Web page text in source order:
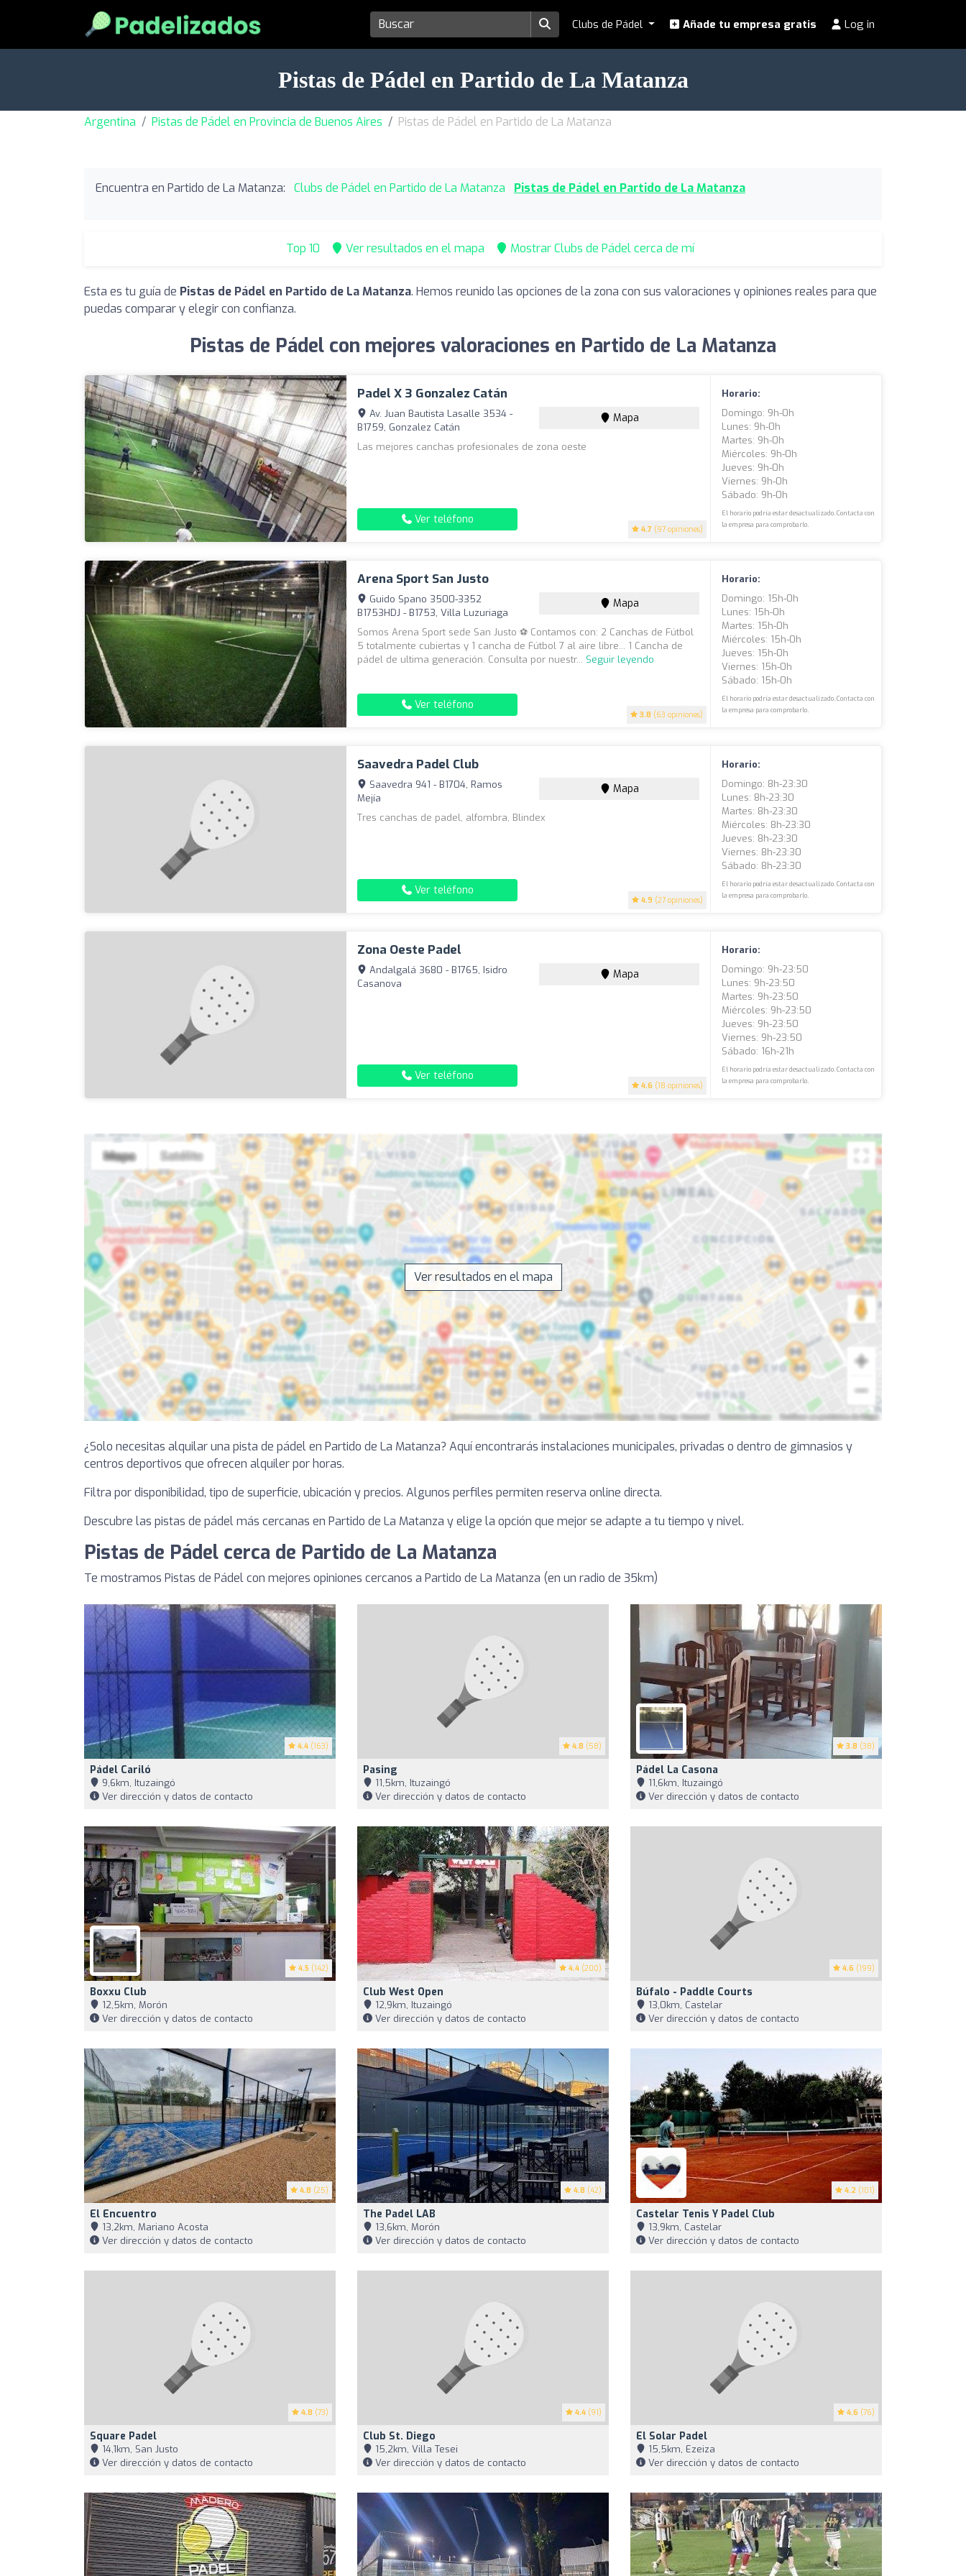
Clubs de Pádel Añade tu empresa gratis Log in
Pistas de Pádel en Partido de La Matanza
Argentina Pistas de Pádel en Provincia de Buenos Aires Pistas de Pádel en Partido de La Matanza
Encuentra en Partido de La Matanza: Clubs de Pádel en Partido de La Matanza Pistas de Pádel en Partido de La Matanza
Top 10 Ver resultados en el mapa Mostrar Clubs de Pádel cerca de mí
Esta es tu guía de Pistas de Pádel en Partido de La Matanza. Hemos reunido las opciones de la zona con sus valoraciones y opiniones reales para que
puedas comparar y elegir con confianza.
Pistas de Pádel con mejores valoraciones en Partido de La Matanza
Padel X 3 Gonzalez Catán
4.7 (97 opiniones)
Av. Juan Bautista Lasalle 3534 -
B1759, Gonzalez Catán
Mapa
Las mejores canchas profesionales de zona oeste
Ver teléfono
Horario:
Domingo: 9h-0h
Lunes: 9h-0h
Martes: 9h-0h
Miércoles: 9h-0h
Jueves: 9h-0h
Viernes: 9h-0h
Sábado: 9h-0h
El horario podría estar desactualizado. Contacta con
la empresa para comprobarlo.
Arena Sport San Justo
3.8 (63 opiniones)
Guido Spano 3500-3352
B1753HDJ - B1753, Villa Luzuriaga
Mapa
Somos Arena Sport sede San Justo ⚽️ Contamos con: 2 Canchas de Fútbol
5 totalmente cubiertas y 1 cancha de Fútbol 7 al aire libre... 1 Cancha de
pádel de ultima generación. Consulta por nuestr... Seguir leyendo
Ver teléfono
Horario:
Domingo: 15h-0h
Lunes: 15h-0h
Martes: 15h-0h
Miércoles: 15h-0h
Jueves: 15h-0h
Viernes: 15h-0h
Sábado: 15h-0h
El horario podría estar desactualizado. Contacta con
la empresa para comprobarlo.
Saavedra Padel Club
4.9 (27 opiniones)
Saavedra 941 - B1704, Ramos
Mejía
Mapa
Tres canchas de padel, alfombra, Blindex
Ver teléfono
Horario:
Domingo: 8h-23:30
Lunes: 8h-23:30
Martes: 8h-23:30
Miércoles: 8h-23:30
Jueves: 8h-23:30
Viernes: 8h-23:30
Sábado: 8h-23:30
El horario podría estar desactualizado. Contacta con
la empresa para comprobarlo.
Zona Oeste Padel
4.6 (18 opiniones)
Andalgalá 3680 - B1765, Isidro
Casanova
Mapa
Ver teléfono
Horario:
Domingo: 9h-23:50
Lunes: 9h-23:50
Martes: 9h-23:50
Miércoles: 9h-23:50
Jueves: 9h-23:50
Viernes: 9h-23:50
Sábado: 16h-21h
El horario podría estar desactualizado. Contacta con
la empresa para comprobarlo.
Ver resultados en el mapa
¿Solo necesitas alquilar una pista de pádel en Partido de La Matanza? Aquí encontrarás instalaciones municipales, privadas o dentro de gimnasios y
centros deportivos que ofrecen alquiler por horas.
Filtra por disponibilidad, tipo de superficie, ubicación y precios. Algunos perfiles permiten reserva online directa.
Descubre las pistas de pádel más cercanas en Partido de La Matanza y elige la opción que mejor se adapte a tu tiempo y nivel.
Pistas de Pádel cerca de Partido de La Matanza
Te mostramos Pistas de Pádel con mejores opiniones cercanos a Partido de La Matanza (en un radio de 35km)
4.4 (163)
Pádel Cariló
9,6km, Ituzaingó
Ver dirección y datos de contacto
4.8 (58)
Pasing
11,5km, Ituzaingó
Ver dirección y datos de contacto
3.8 (38)
Pádel La Casona
11,6km, Ituzaingó
Ver dirección y datos de contacto
4.5 (142)
Boxxu Club
12,5km, Morón
Ver dirección y datos de contacto
4.4 (200)
Club West Open
12,9km, Ituzaingó
Ver dirección y datos de contacto
4.6 (199)
Búfalo - Paddle Courts
13,0km, Castelar
Ver dirección y datos de contacto
4.8 (25)
El Encuentro
13,2km, Mariano Acosta
Ver dirección y datos de contacto
4.8 (42)
The Padel LAB
13,6km, Morón
Ver dirección y datos de contacto
4.2 (101)
Castelar Tenis Y Padel Club
13,9km, Castelar
Ver dirección y datos de contacto
4.8 (73)
Square Padel
14,1km, San Justo
Ver dirección y datos de contacto
4.4 (91)
Club St. Diego
15,2km, Villa Tesei
Ver dirección y datos de contacto
4.6 (76)
El Solar Padel
15,5km, Ezeiza
Ver dirección y datos de contacto